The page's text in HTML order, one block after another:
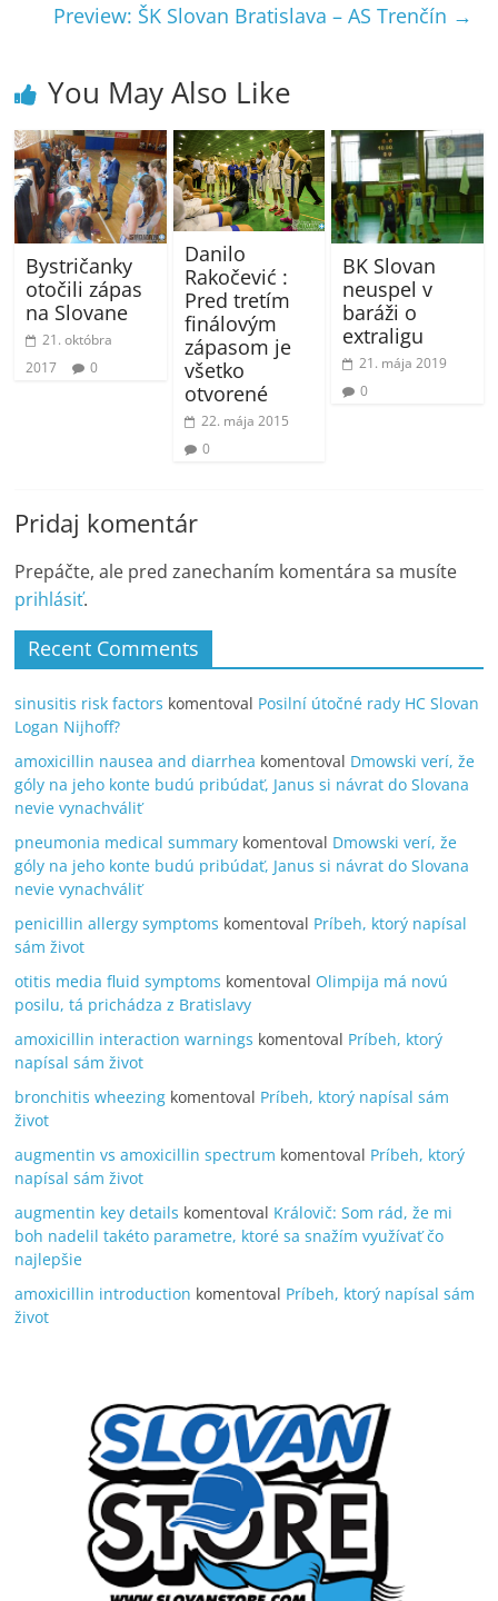
Preview: ŠK Slovan Bratislava – AS Trenčín →
You May Also Like
Bystričanky
otočili zápas
na Slovane
21. októbra
2017
0
Danilo
Rakočević :
Pred tretím
finálovým
zápasom je
všetko
otvorené
22. mája 2015
0
BK Slovan
neuspel v
baráži o
extraligu
21. mája 2019
0
Pridaj komentár
Prepáčte, ale pred zanechaním komentára sa musíte
prihlásiť.
Recent Comments
sinusitis risk factors komentoval Posilní útočné rady HC Slovan
Logan Nijhoff?
amoxicillin nausea and diarrhea komentoval Dmowski verí, že
góly na jeho konte budú pribúdať, Janus si návrat do Slovana
nevie vynachváliť
pneumonia medical summary komentoval Dmowski verí, že
góly na jeho konte budú pribúdať, Janus si návrat do Slovana
nevie vynachváliť
penicillin allergy symptoms komentoval Príbeh, ktorý napísal
sám život
otitis media fluid symptoms komentoval Olimpija má novú
posilu, tá prichádza z Bratislavy
amoxicillin interaction warnings komentoval Príbeh, ktorý
napísal sám život
bronchitis wheezing komentoval Príbeh, ktorý napísal sám
život
augmentin vs amoxicillin spectrum komentoval Príbeh, ktorý
napísal sám život
augmentin key details komentoval Královič: Som rád, že mi
boh nadelil takéto parametre, ktoré sa snažím využívať čo
najlepšie
amoxicillin introduction komentoval Príbeh, ktorý napísal sám
život